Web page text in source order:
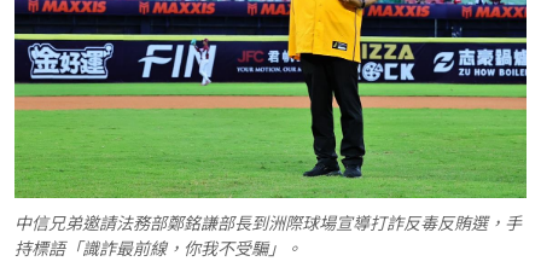
中信兄弟邀請法務部鄭銘謙部長到洲際球場宣導打詐反毒反賄選，手
持標語「識詐最前線，你我不受騙」。